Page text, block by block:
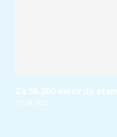
Za 56.200 evrov do
07. 08. 2026